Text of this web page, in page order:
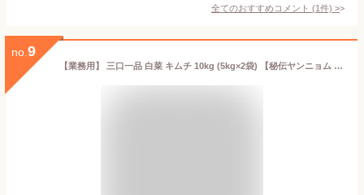
全てのおすすめコメント (1件) >
no. 9
【業務用】 三口一品 白菜 キムチ 10kg (5kg×2袋) 【秘伝ヤンニョム 無添加 発酵 本場の味 乳酸菌】 ご飯がすすむ 焼肉 おつまみ キムチ 白菜キムチ きむち 美味しい 漬物 伝統 冷蔵便 贈り物 ギフト 母の日